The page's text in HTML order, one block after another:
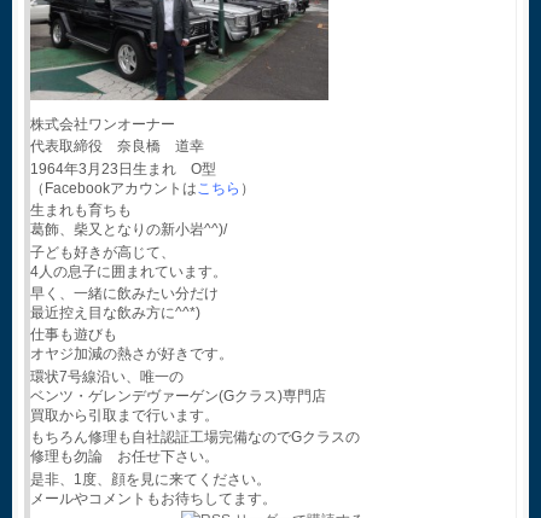
株式会社ワンオーナー
代表取締役 奈良橋 道幸
1964年3月23日生まれ O型
（Facebookアカウントはこちら ）
生まれも育ちも
葛飾、柴又となりの新小岩^^)/
子ども好きが高じて、
4人の息子に囲まれています。
早く、一緒に飲みたい分だけ
最近控え目な飲み方に^^*)
仕事も遊びも
オヤジ加減の熱さが好きです。
環状7号線沿い、唯一の
ベンツ・ゲレンデヴァーゲン(Gクラス)専門店
買取から引取まで行います。
もちろん修理も自社認証工場完備なのでGクラスの
修理も勿論 お任せ下さい。
是非、1度、顔を見に来てください。
メールやコメントもお待ちしてます。